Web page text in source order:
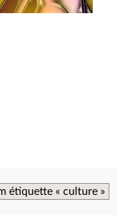
étiquette « culture »